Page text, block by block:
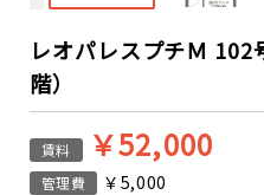
レオパレスプチＭ
階）
賃料 ￥52,000
管理費 ￥5,000